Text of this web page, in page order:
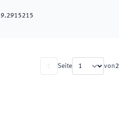
Seite von2